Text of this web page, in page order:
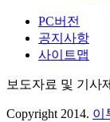
PC버전
공지사항
사이트맵
보도자료 및 기사
Copyright 2014. 이